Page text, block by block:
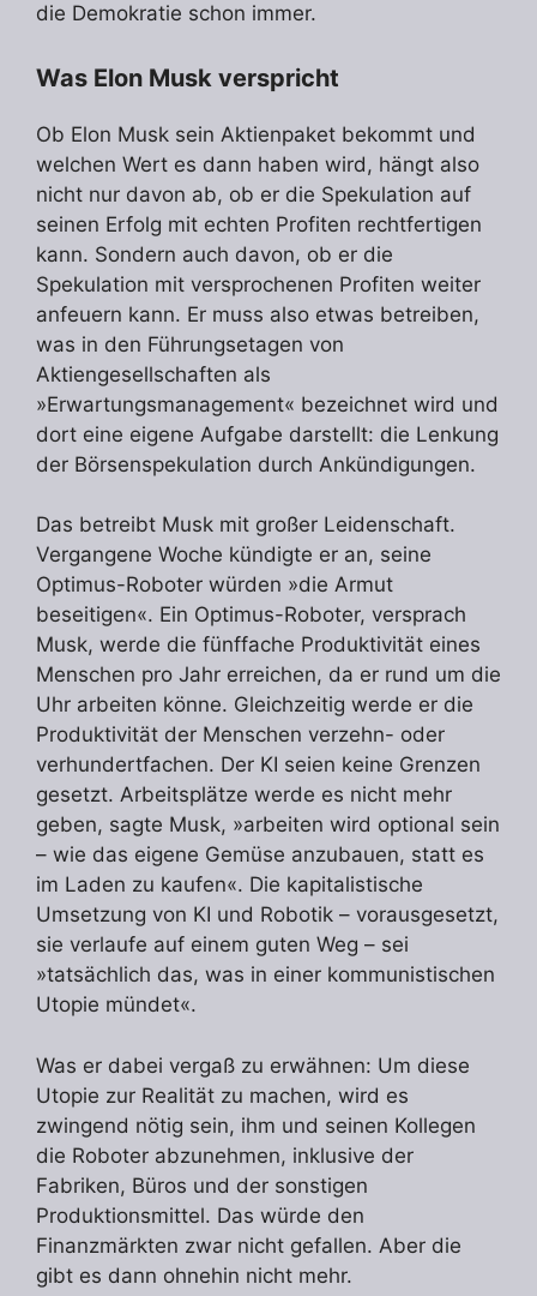
die Demokratie schon immer.
Was Elon Musk verspricht
Ob Elon Musk sein Aktienpaket bekommt und
welchen Wert es dann haben wird, hängt also
nicht nur davon ab, ob er die Spekulation auf
seinen Erfolg mit echten Profiten rechtfertigen
kann. Sondern auch davon, ob er die
Spekulation mit versprochenen Profiten weiter
anfeuern kann. Er muss also etwas betreiben,
was in den Führungsetagen von
Aktiengesellschaften als
»Erwartungsmanagement« bezeichnet wird und
dort eine eigene Aufgabe darstellt: die Lenkung
der Börsenspekulation durch Ankündigungen.
Das betreibt Musk mit großer Leidenschaft.
Vergangene Woche kündigte er an, seine
Optimus-Roboter würden »die Armut
beseitigen«. Ein Optimus-Roboter, versprach
Musk, werde die fünffache Produktivität eines
Menschen pro Jahr erreichen, da er rund um die
Uhr arbeiten könne. Gleichzeitig werde er die
Produktivität der Menschen verzehn- oder
verhundertfachen. Der KI seien keine Grenzen
gesetzt. Arbeitsplätze werde es nicht mehr
geben, sagte Musk, »arbeiten wird optional sein
– wie das eigene Gemüse anzubauen, statt es
im Laden zu kaufen«. Die kapitalistische
Umsetzung von KI und Robotik – vorausgesetzt,
sie verlaufe auf einem guten Weg – sei
»tatsächlich das, was in einer kommunistischen
Utopie mündet«.
Was er dabei vergaß zu erwähnen: Um diese
Utopie zur Realität zu machen, wird es
zwingend nötig sein, ihm und seinen Kollegen
die Roboter abzunehmen, inklusive der
Fabriken, Büros und der sonstigen
Produktionsmittel. Das würde den
Finanzmärkten zwar nicht gefallen. Aber die
gibt es dann ohnehin nicht mehr.